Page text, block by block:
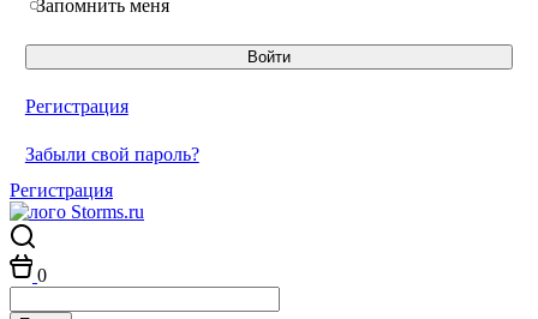
Запомнить меня
Регистрация
Забыли свой пароль?
Регистрация
0